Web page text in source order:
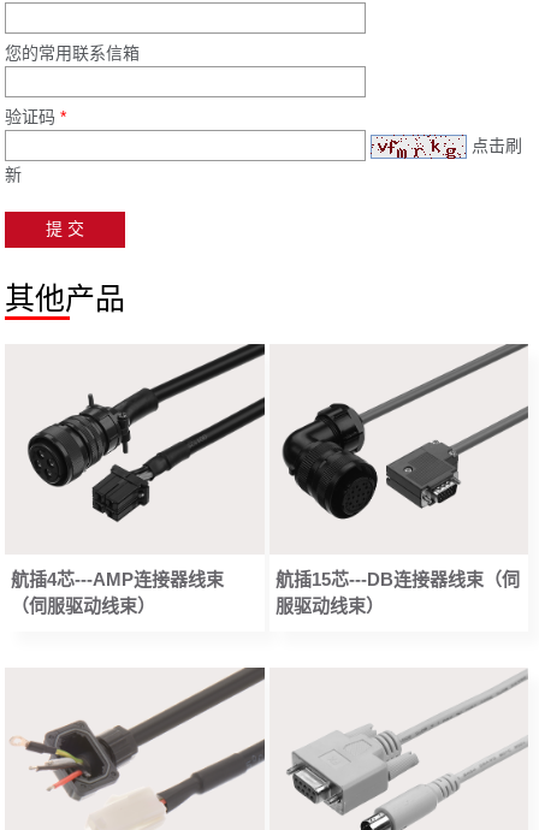
您的常用联系信箱
验证码*
点击刷
新
其他产品
航插4芯---AMP连接器线束
（伺服驱动线束）
航插15芯---DB连接器线束（伺
服驱动线束）